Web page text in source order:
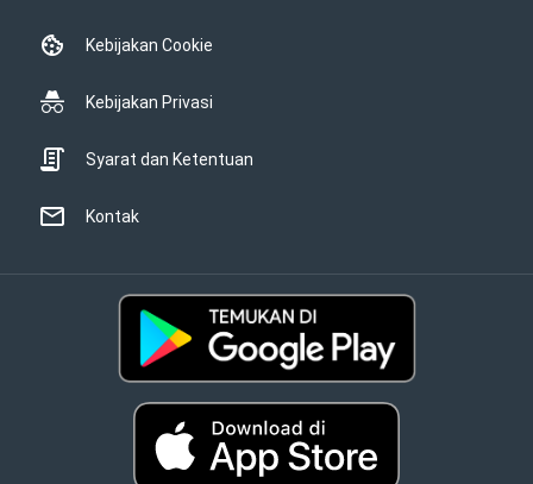
Kebijakan Cookie
Kebijakan Privasi
Syarat dan Ketentuan
Kontak